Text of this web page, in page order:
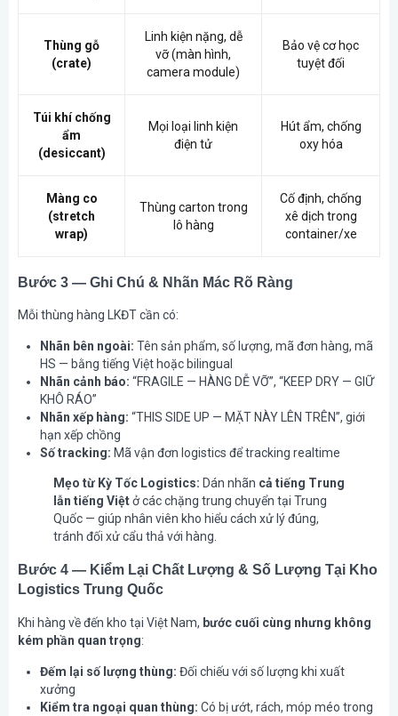
Thùng gỗ
(crate)
Linh kiện nặng, dễ
vỡ (màn hình,
camera module)
Bảo vệ cơ học
tuyệt đối
Túi khí chống
ẩm
(desiccant)
Mọi loại linh kiện
điện tử
Hút ẩm, chống
oxy hóa
Màng co
(stretch
wrap)
Thùng carton trong
lô hàng
Cố định, chống
xê dịch trong
container/xe
Bước 3 — Ghi Chú & Nhãn Mác Rõ Ràng
Mỗi thùng hàng LKĐT cần có:
Nhãn bên ngoài: Tên sản phẩm, số lượng, mã đơn hàng, mã
HS — bằng tiếng Việt hoặc bilingual
Nhãn cảnh báo: “FRAGILE — HÀNG DỄ VỠ”, “KEEP DRY — GIỮ
KHÔ RÁO”
Nhãn xếp hàng: “THIS SIDE UP — MẶT NÀY LÊN TRÊN”, giới
hạn xếp chồng
Số tracking: Mã vận đơn logistics để tracking realtime
Mẹo từ Kỳ Tốc Logistics: Dán nhãn cả tiếng Trung
lẫn tiếng Việtở các chặng trung chuyển tại Trung
Quốc — giúp nhân viên kho hiểu cách xử lý đúng,
tránh đối xử cẩu thả với hàng.
Bước 4 — Kiểm Lại Chất Lượng & Số Lượng Tại Kho
Logistics Trung Quốc
Khi hàng về đến kho tại Việt Nam, bước cuối cùng nhưng không
kém phần quan trọng:
Đếm lại số lượng thùng: Đối chiếu với số lượng khi xuất
xưởng
Kiểm tra ngoại quan thùng: Có bị ướt, rách, móp méo trong